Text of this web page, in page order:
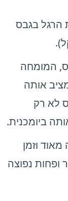
הרגל בגבס
המומחה
אותה
לא רק
ביומכנית.
וזמן
ופחות נפוצה